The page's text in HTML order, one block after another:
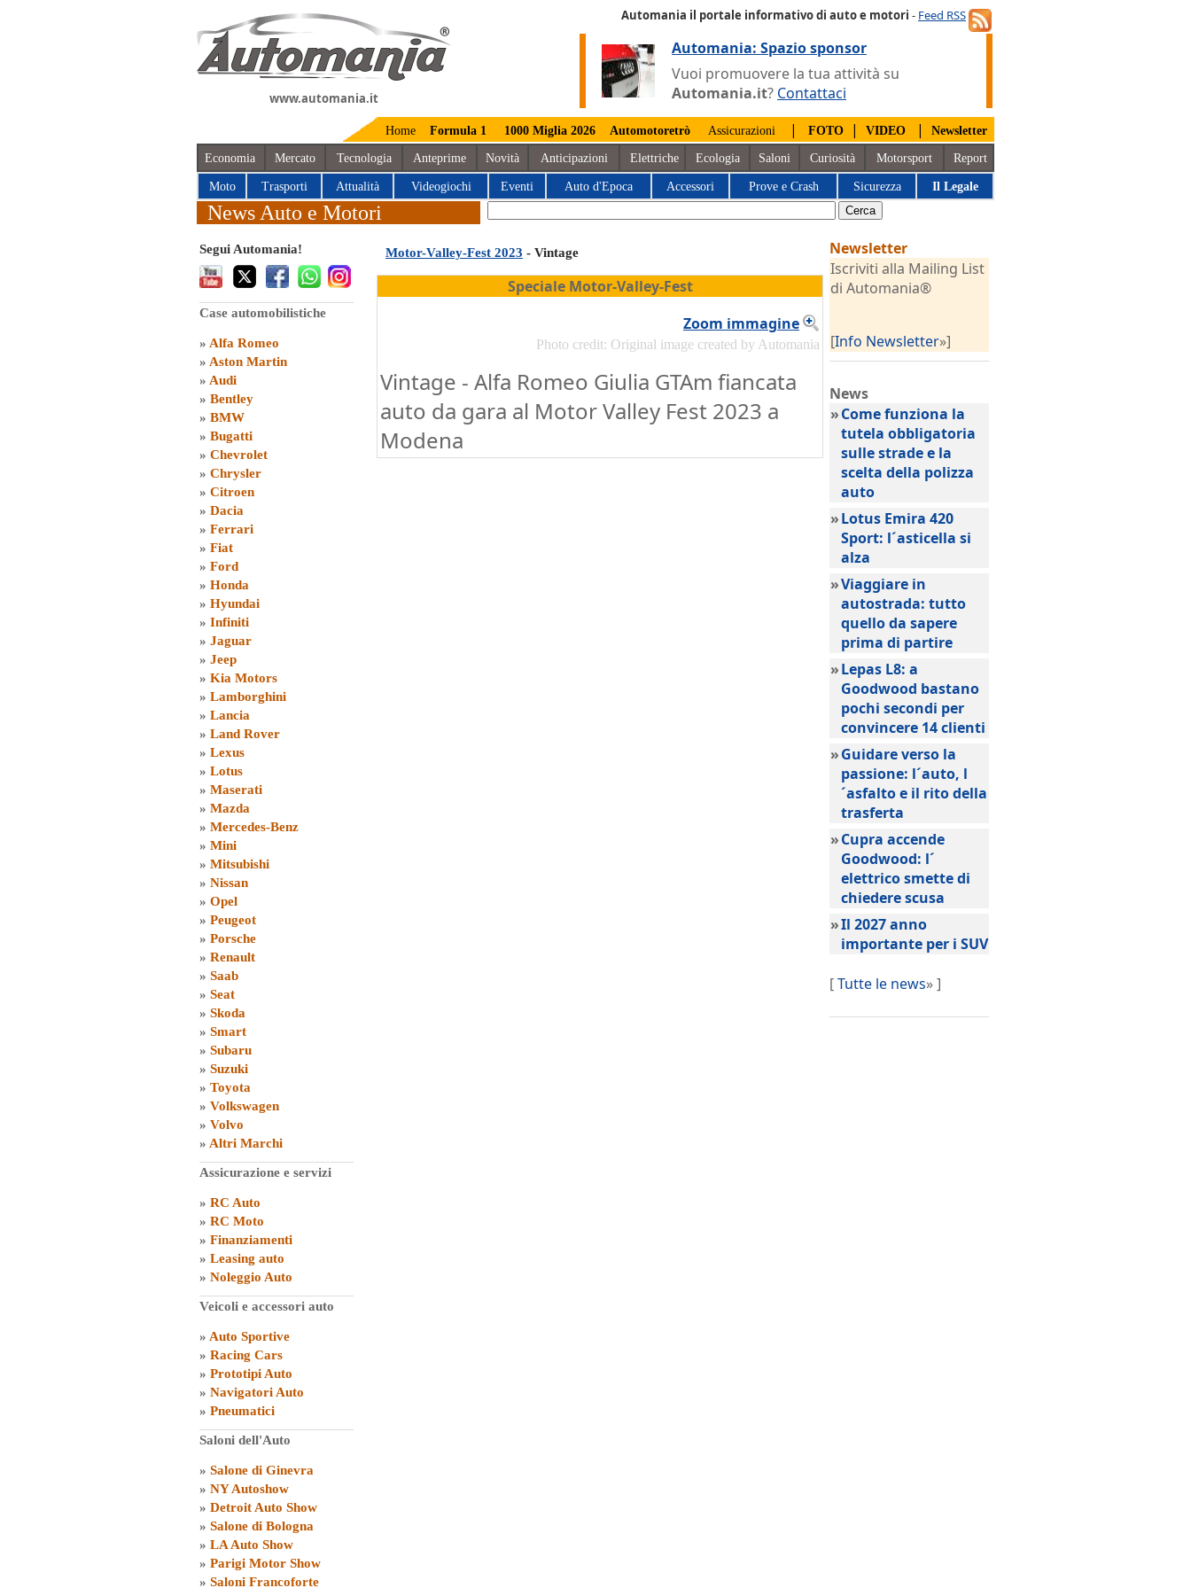
www.automania.it
Automania il portale informativo di auto e motori - Feed RSS
Automania: Spazio sponsor
Vuoi promuovere la tua attività su
Automania.it? Contattaci
Home Formula 1 1000 Miglia 2026 Automotoretrò Assicurazioni | FOTO | VIDEO | Newsletter
Economia Mercato Tecnologia Anteprime Novità Anticipazioni Elettriche Ecologia Saloni Curiosità Motorsport Report
Moto Trasporti Attualità Videogiochi Eventi Auto d'Epoca Accessori Prove e Crash Sicurezza Il Legale
News Auto e Motori
Segui Automania!
Case automobilistiche
» Alfa Romeo
» Aston Martin
» Audi
» Bentley
» BMW
» Bugatti
» Chevrolet
» Chrysler
» Citroen
» Dacia
» Ferrari
» Fiat
» Ford
» Honda
» Hyundai
» Infiniti
» Jaguar
» Jeep
» Kia Motors
» Lamborghini
» Lancia
» Land Rover
» Lexus
» Lotus
» Maserati
» Mazda
» Mercedes-Benz
» Mini
» Mitsubishi
» Nissan
» Opel
» Peugeot
» Porsche
» Renault
» Saab
» Seat
» Skoda
» Smart
» Subaru
» Suzuki
» Toyota
» Volkswagen
» Volvo
» Altri Marchi
Assicurazione e servizi
» RC Auto
» RC Moto
» Finanziamenti
» Leasing auto
» Noleggio Auto
Veicoli e accessori auto
» Auto Sportive
» Racing Cars
» Prototipi Auto
» Navigatori Auto
» Pneumatici
Saloni dell'Auto
» Salone di Ginevra
» NY Autoshow
» Detroit Auto Show
» Salone di Bologna
» LA Auto Show
» Parigi Motor Show
» Saloni Francoforte
Motor-Valley-Fest 2023 - Vintage
Speciale Motor-Valley-Fest
Zoom immagine
Photo credit: Original image created by Automania
Vintage - Alfa Romeo Giulia GTAm fiancata
auto da gara al Motor Valley Fest 2023 a
Modena
Newsletter
Iscriviti alla Mailing List
di Automania®
[Info Newsletter»]
News
»Come funziona la
tutela obbligatoria
sulle strade e la
scelta della polizza
auto
»Lotus Emira 420
Sport: l´asticella si
alza
»Viaggiare in
autostrada: tutto
quello da sapere
prima di partire
»Lepas L8: a
Goodwood bastano
pochi secondi per
convincere 14 clienti
»Guidare verso la
passione: l´auto, l
´asfalto e il rito della
trasferta
»Cupra accende
Goodwood: l´
elettrico smette di
chiedere scusa
»Il 2027 anno
importante per i SUV
[Tutte le news» ]